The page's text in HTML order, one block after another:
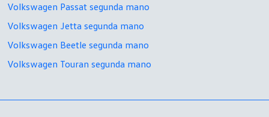
Volkswagen Passat segunda mano
Volkswagen Jetta segunda mano
Volkswagen Beetle segunda mano
Volkswagen Touran segunda mano